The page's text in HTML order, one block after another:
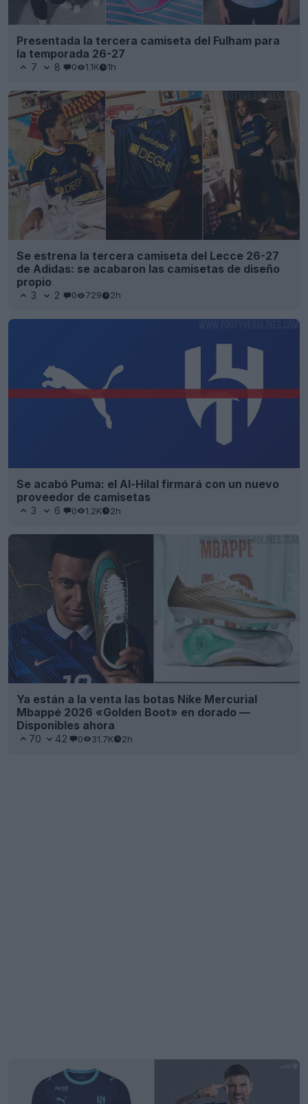
Presentada la tercera camiseta del Fulham para
la temporada 26-27
7 8 0 1.1K 1h
Se estrena la tercera camiseta del Lecce 26-27
de Adidas: se acabaron las camisetas de diseño
propio
3 2 0 729 2h
Se acabó Puma: el Al-Hilal firmará con un nuevo
proveedor de camisetas
3 6 0 1.2K 2h
Ya están a la venta las botas Nike Mercurial
Mbappé 2026 «Golden Boot» en dorado —
Disponibles ahora
70 42 0 31.7K 2h